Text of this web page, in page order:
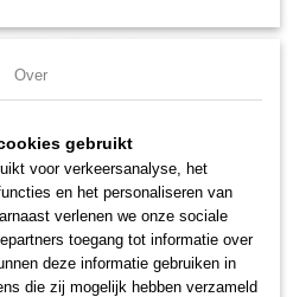
T 30
Over
gebruikt
voor verkeersanalyse, het
en het personaliseren van
verlenen we onze sociale
toegang tot informatie over
deze informatie gebruiken in
die zij mogelijk hebben verzameld